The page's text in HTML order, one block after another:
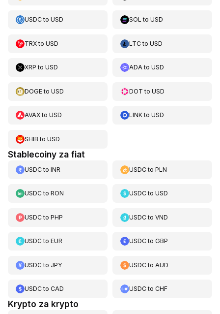
USDCto USD SOL toUSD
TRXto USD LTCtoUSD
XRP to USD ADAtoUSD
DOGEto USD DOT toUSD
AVAXto USD LINKtoUSD
SHIB to USD
Stablecoiny za fiat
USDCto INR USDCtoPLN
USDCto RON USDCtoUSD
USDCto PHP USDCtoVND
USDCto EUR USDCtoGBP
USDCto JPY USDCto AUD
USDCto CAD USDCtoCHF
Krypto za krypto